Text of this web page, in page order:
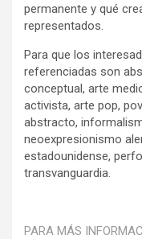
permanente y qué
representados.
Para que los
referenciadas son
conceptual, arte
activista, arte pop,
abstracto,
neoexpresionismo
estadounidense,
transvanguardia.
PARA MÁS